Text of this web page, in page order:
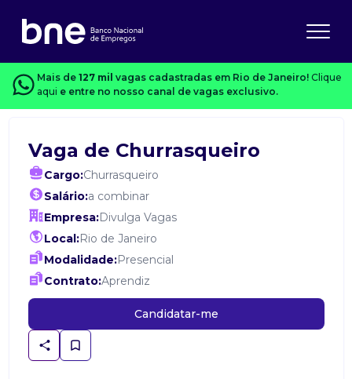
Mais de 127 mil vagas cadastradas em Rio de Janeiro! Clique
aqui e entre no nosso canal de vagas exclusivo.
Vaga de Churrasqueiro
Cargo:Churrasqueiro
Salário:a combinar
Empresa:Divulga Vagas
Local:Rio de Janeiro
Modalidade:Presencial
Contrato:Aprendiz
Candidatar-me